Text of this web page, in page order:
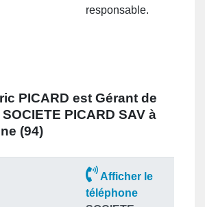
responsable.
PICARD est Gérant de
SOCIETE PICARD SAV à
(94)
Afficher le
téléphone